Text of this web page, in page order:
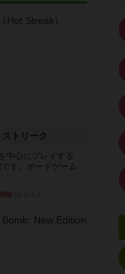
トリーク
中心にプレイする
す。ボードゲーム
前